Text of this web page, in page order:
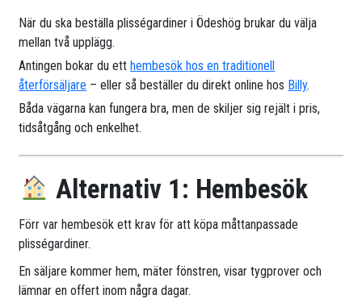
När du ska beställa plisségardiner i Ödeshög brukar du välja
mellan två upplägg.
Antingen bokar du etthembesök hos en traditionell
återförsäljare – eller så beställer du direkt online hos Billy.
Båda vägarna kan fungera bra, men de skiljer sig rejält i pris,
tidsåtgång och enkelhet.
Alternativ 1: Hembesök
Förr var hembesök ett krav för att köpa måttanpassade
plisségardiner.
En säljare kommer hem, mäter fönstren, visar tygprover och
lämnar en offert inom några dagar.